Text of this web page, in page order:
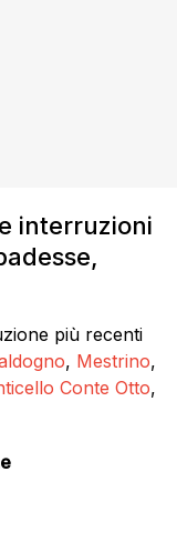
interruzioni
più recenti
, Mestrino,
Conte Otto,